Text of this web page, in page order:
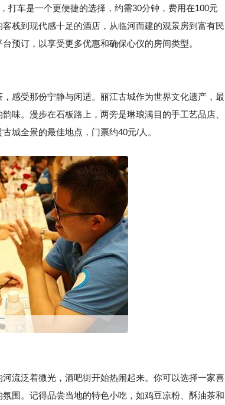
打车是一个更便捷的选择，约需30分钟，费用在100元
栈到现代感十足的酒店，从临河而建的观景房到富有民
预订，以享受更多优惠和确保心仪的房间类型。
感受那份宁静与闲适。丽江古城作为世界文化遗产，最
味。漫步在石板路上，两旁是琳琅满目的手工艺品店、
城全景的最佳地点，门票约40元/人。
流泛着微光，酒吧街开始热闹起来。你可以选择一家喜
围。记得品尝当地的特色小吃，如鸡豆凉粉、酥油茶和